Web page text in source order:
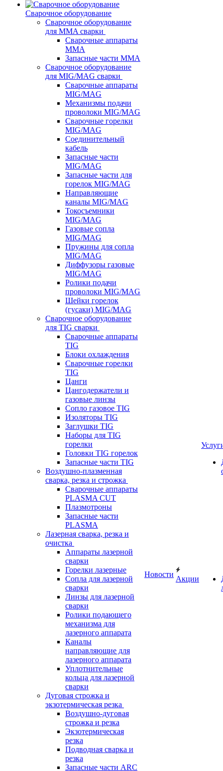
Сварочное оборудование
Сварочное оборудование
для MMA сварки
Сварочные аппараты
MMA
Запасные части MMA
Сварочное оборудование
для MIG/MAG сварки
Сварочные аппараты
MIG/MAG
Механизмы подачи
проволоки MIG/MAG
Сварочные горелки
MIG/MAG
Соединительный
кабель
Запасные части
MIG/MAG
Запасные части для
горелок MIG/MAG
Направляющие
каналы MIG/MAG
Токосъемники
MIG/MAG
Газовые сопла
MIG/MAG
Пружины для сопла
MIG/MAG
Диффузоры газовые
MIG/MAG
Ролики подачи
проволоки MIG/MAG
Шейки горелок
(гусаки) MIG/MAG
Сварочное оборудование
для TIG сварки
Сварочные аппараты
TIG
Блоки охлаждения
Сварочные горелки
TIG
Цанги
Цангодержатели и
газовые линзы
Сопло газовое TIG
Изоляторы TIG
Заглушки TIG
Наборы для TIG
горелки
Головки TIG горелок
Запасные части TIG
Воздушно-плазменная
сварка, резка и строжка
Сварочные аппараты
PLASMA CUT
Плазмотроны
Запасные части
PLASMA
Лазерная сварка, резка и
очистка
Аппараты лазерной
сварки
Горелки лазерные
Сопла для лазерной
сварки
Линзы для лазерной
сварки
Ролики подающего
механизма для
лазерного аппарата
Каналы
направляющие для
лазерного аппарата
Уплотнительные
кольца для лазерной
сварки
Дуговая строжка и
экзотермическая резка
Воздушно-дуговая
строжка и резка
Экзотермическая
резка
Подводная сварка и
резка
Запасные части ARC
Новости
Акции